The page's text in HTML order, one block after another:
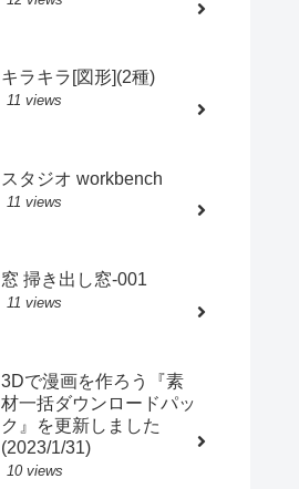
キラキラ[図形](2種)
11 views
スタジオ workbench
11 views
窓 掃き出し窓-001
11 views
3Dで漫画を作ろう『素
材一括ダウンロードパッ
ク』を更新しました
(2023/1/31)
10 views